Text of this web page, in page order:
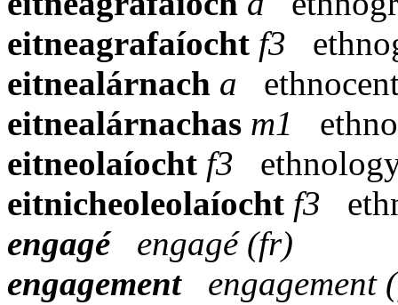
eitneagrafaíocht f3
eitnealárnach a
eitnealárnachas m1
eitneolaíocht f3
eitnicheoleolaíocht f3
engagé
engagé (fr)
engagement
engagement